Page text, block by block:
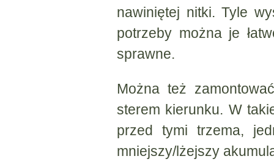
nawiniętej nitki. Tyle
potrzeby można je
sprawne.
Można też
sterem kierunku. W
przed tymi trzema,
mniejszy/lżejszy